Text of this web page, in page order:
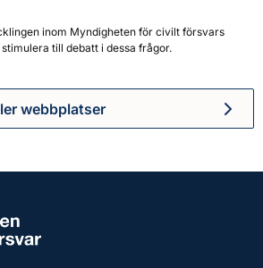
inom Myndigheten för civilt försvars
till debatt i dessa frågor.
webbplatser